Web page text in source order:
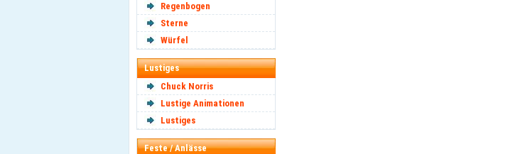
Regenbogen
Sterne
Würfel
Lustiges
Chuck Norris
Lustige Animationen
Lustiges
Feste / Anlässe